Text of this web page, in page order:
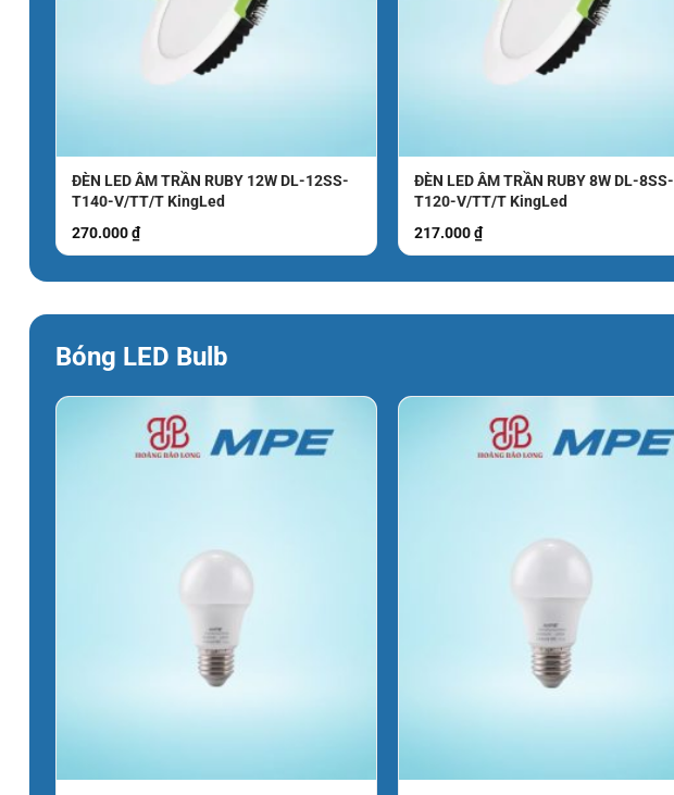
Hotline 0931.013.023
Zalo : 0931 013 023
Website: https://hoangbaolong.net
Xem thêm các loại bóng led bulb công suất khác của MPE: Tại đây
Xem thêm các loại bóng led bulb của hãng khác : Tại đây
ĐÈN LED ÂM TRẦN RUBY 12W DL-12SS-
T140-V/TT/T KingLed
270.000₫
ĐÈN LED ÂM TRẦN RUBY 8W DL-8SS-
T120-V/TT/T KingLed
217.000₫
Bóng LED Bulb